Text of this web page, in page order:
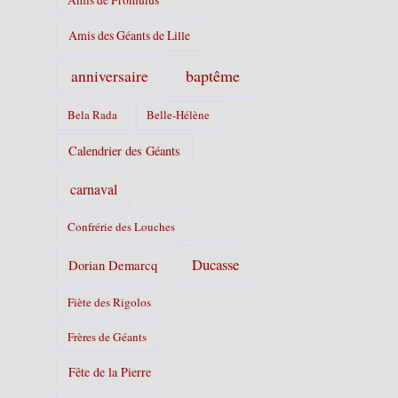
Amis des Géants de Lille
anniversaire baptême
Bela Rada Belle-Hélène
Calendrier des Géants
carnaval
Confrérie des Louches
Dorian Demarcq Ducasse
Fiète des Rigolos
Frères de Géants
Fête de la Pierre